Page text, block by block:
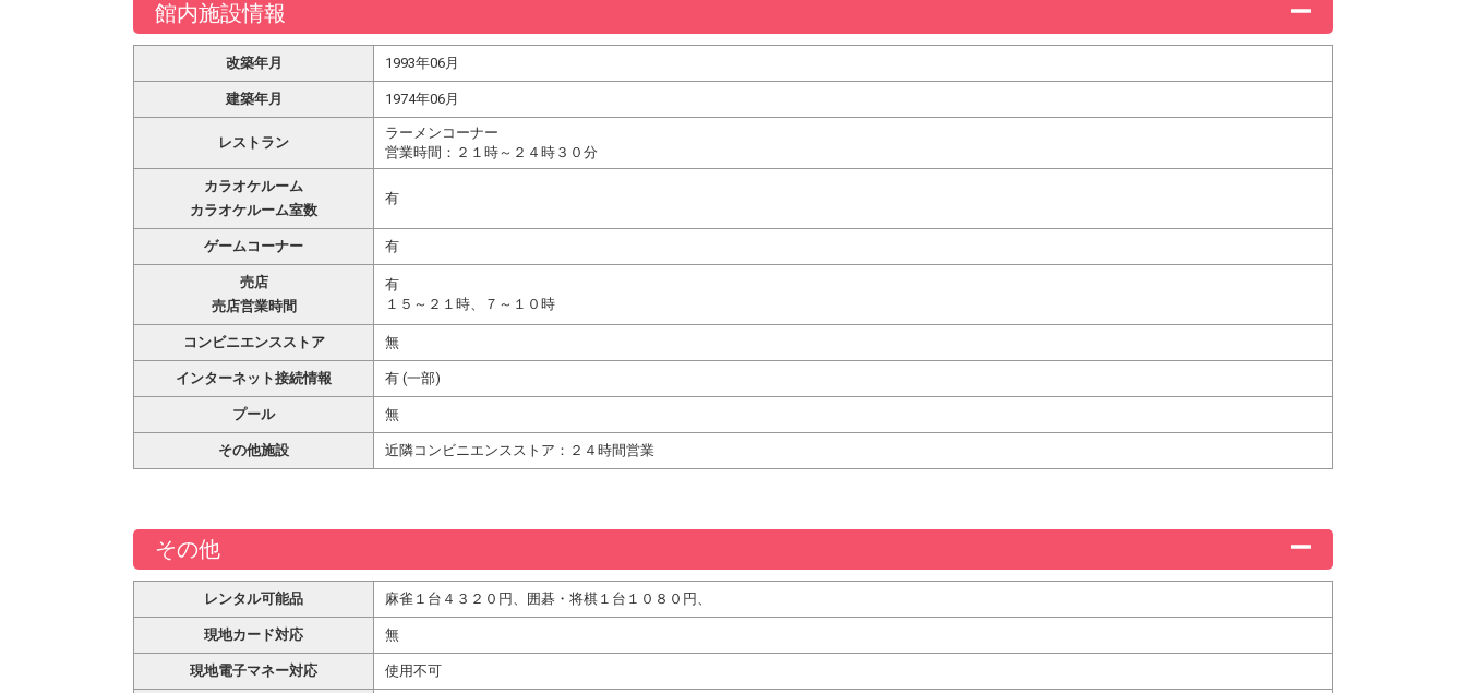
館内施設情報
改築年月 1993年06月
建築年月 1974年06月
レストラン
ラーメンコーナー
営業時間：２１時～２４時３０分
カラオケルーム
カラオケルーム室数
有
ゲームコーナー 有
売店
売店営業時間
有
１５～２１時、７～１０時
コンビニエンスストア 無
インターネット接続情報 有 (一部)
プール 無
その他施設 近隣コンビニエンスストア：２４時間営業
その他
レンタル可能品 麻雀１台４３２０円、囲碁・将棋１台１０８０円、
現地カード対応 無
現地電子マネー対応 使用不可